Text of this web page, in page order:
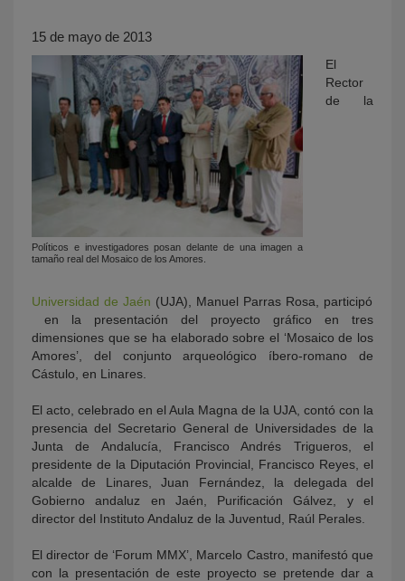
15 de mayo de 2013
Políticos e investigadores posan delante de una imagen a
tamaño real del Mosaico de los Amores.
El
Rector
de la
Universidad de Jaén (UJA), Manuel Parras Rosa, participó
en la presentación del proyecto gráfico en tres
dimensiones que se ha elaborado sobre el ‘Mosaico de los
Amores’, del conjunto arqueológico íbero-romano de
Cástulo, en Linares.
El acto, celebrado en el Aula Magna de la UJA, contó con la
presencia del Secretario General de Universidades de la
Junta de Andalucía, Francisco Andrés Trigueros, el
presidente de la Diputación Provincial, Francisco Reyes, el
alcalde de Linares, Juan Fernández, la delegada del
Gobierno andaluz en Jaén, Purificación Gálvez, y el
director del Instituto Andaluz de la Juventud, Raúl Perales.
El director de ‘Forum MMX’, Marcelo Castro, manifestó que
con la presentación de este proyecto se pretende dar a